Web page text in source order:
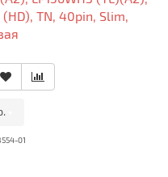
(HD), TN, 40pin, Slim,
01